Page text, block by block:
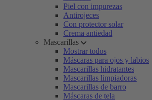
Piel con impurezas
Antirojeces
Con protector solar
Crema antiedad
Mascarillas
Mostrar todos
Máscaras para ojos y labios
Mascarillas hidratantes
Mascarillas limpiadoras
Mascarillas de barro
Máscaras de tela